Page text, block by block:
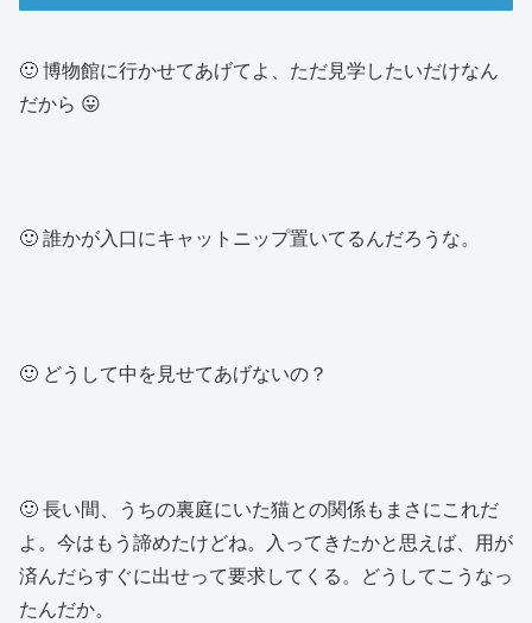
🙂 博物館に行かせてあげてよ、ただ見学したいだけなん
だから 😛
🙂 誰かが入口にキャットニップ置いてるんだろうな。
🙂 どうして中を見せてあげないの？
🙂 長い間、うちの裏庭にいた猫との関係もまさにこれだ
よ。今はもう諦めたけどね。入ってきたかと思えば、用が
済んだらすぐに出せって要求してくる。どうしてこうなっ
たんだか。